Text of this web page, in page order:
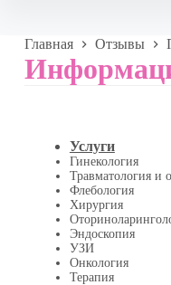
Главная Отзывы
Услуги
Гинекология
Травматология и
Флебология
Хирургия
Эндоскопия
УЗИ
Онкология
Терапия